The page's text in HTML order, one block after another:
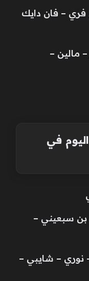
– فان دايك
مالين –
في
بن سبعيني –
نوري – شايبي –